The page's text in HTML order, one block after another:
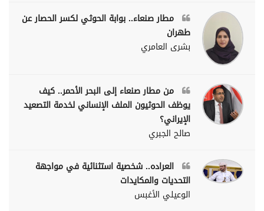
مطار صنعاء.. بوابة الحوثي لكسر الحصار عن
طهران
بشرى العامري
من مطار صنعاء إلى البحر الأحمر.. كيف
يوظف الحوثيون الملف الإنساني لخدمة التصعيد
الإيراني؟
صالح الجبري
العراده.. شخصية استثنائية في مواجهة
التحديات والمكايدات
الوعيلي الأغبس